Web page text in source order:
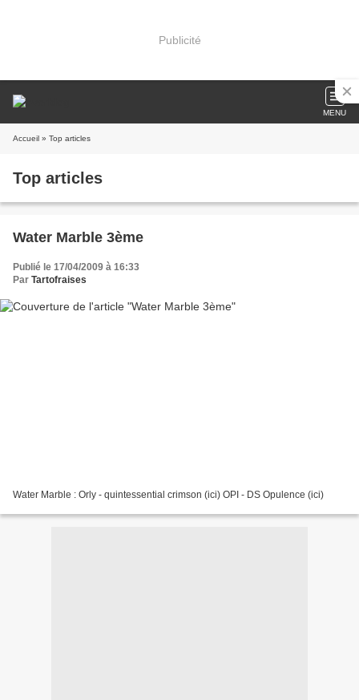
Publicité
MENU
Accueil » Top articles
Top articles
Water Marble 3ème
Publié le 17/04/2009 à 16:33
Par Tartofraises
Water Marble : Orly - quintessential crimson (ici) OPI - DS Opulence (ici)